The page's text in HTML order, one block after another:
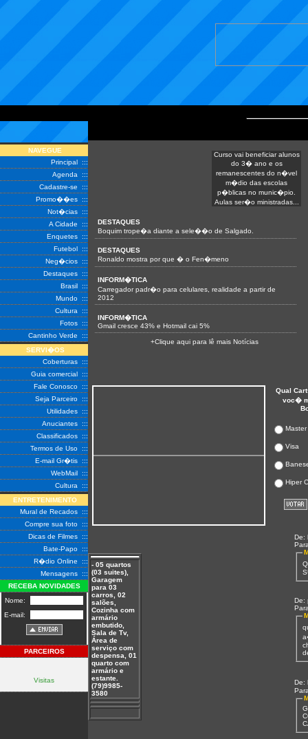
NAVEGUE
Principal :::
Agenda :::
Cadastre-se :::
Promo��es :::
Not�cias :::
A Cidade :::
Enquetes :::
Futebol :::
Neg�cios :::
Destaques :::
Brasil :::
Mundo :::
Cultura :::
Fotos :::
Cantinho Verde :::
SERVI�OS
Coberturas :::
Guia comercial :::
Fale Conosco :::
Seja Parceiro :::
Utilidades :::
Anuciantes :::
Classificados :::
Termos de Uso :::
E-mail Gr�tis :::
WebMail :::
Cultura :::
ENTRETENIMENTO
Mural de Recados :::
Compre sua foto :::
Dicas de Filmes :::
Bate-Papo :::
R�dio Online :::
Mensagens :::
RECEBA NOVIDADES
Nome:
E-mail:
PARCEIROS
Visitas
Curso vai beneficiar alunos
do 3� ano e os
remanescentes do n�vel
m�dio das escolas
p�blicas no munic�pio.
Aulas ser�o ministradas...
DESTAQUES
Boquim trope�a diante a sele��o de Salgado.
DESTAQUES
Ronaldo mostra por que � o Fen�meno
INFORM�TICA
Carregador padr�o para celulares, realidade a partir de
2012
INFORM�TICA
Gmail cresce 43% e Hotmail cai 5%
+Clique aqui para lê mais Notícias
Qual
voc�
Master
Visa
Hiper
- 05 quartos
(03 suites),
Garagem
para 03
carros, 02
salões,
Cozinha com
armário
embutido,
Sala de Tv,
Área de
serviço com
despensa, 01
quarto com
armário e
estante.
(79)9985-
3580
De:
De:
De: